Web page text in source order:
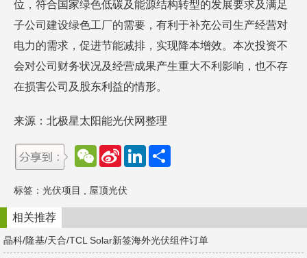
位，符合国家绿色低碳及能源结构转型的发展要求及满足
子公司建设绿色工厂的需要，有利于补充公司生产经营对
电力的需求，促进节能减排，实现降本增效。本次投资不
会对公司财务状况及经营成果产生重大不利影响，也不存
在损害公司及股东利益的情形。
来源：北极星太阳能光伏网整理
W
e
a
t
S
W
e
b
o
L
d
n
标签： 光伏项目 屋顶光伏
相关推荐
晶科/隆基/天合/TCL Solar新签海外光伏组件订单